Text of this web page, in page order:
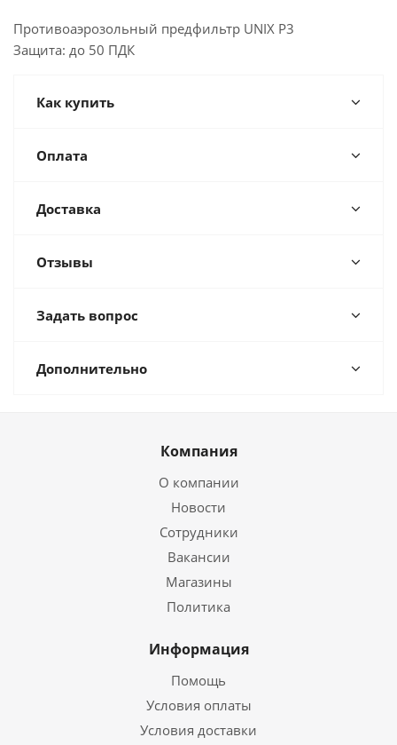
Противоаэрозольный предфильтр UNIX P3
Защита: до 50 ПДК
Как купить
Оплата
Доставка
Отзывы
Задать вопрос
Дополнительно
Компания
О компании
Новости
Сотрудники
Вакансии
Магазины
Политика
Информация
Помощь
Условия оплаты
Условия доставки